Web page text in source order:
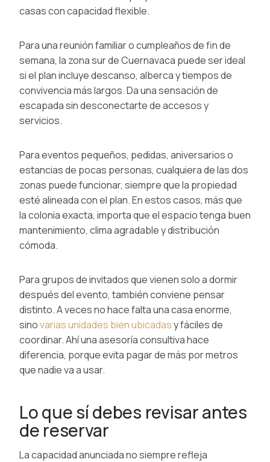
casas con capacidad flexible.
Para una reunión familiar o cumpleaños de fin de
semana, la zona sur de Cuernavaca puede ser ideal
si el plan incluye descanso, alberca y tiempos de
convivencia más largos. Da una sensación de
escapada sin desconectarte de accesos y
servicios.
Para eventos pequeños, pedidas, aniversarios o
estancias de pocas personas, cualquiera de las dos
zonas puede funcionar, siempre que la propiedad
esté alineada con el plan. En estos casos, más que
la colonia exacta, importa que el espacio tenga buen
mantenimiento, clima agradable y distribución
cómoda.
Para grupos de invitados que vienen solo a dormir
después del evento, también conviene pensar
distinto. A veces no hace falta una casa enorme,
sinovarias unidades bien ubicadasy fáciles de
coordinar. Ahí una asesoría consultiva hace
diferencia, porque evita pagar de más por metros
que nadie va a usar.
Lo que sí debes revisar antes
de reservar
La capacidad anunciada no siempre refleja